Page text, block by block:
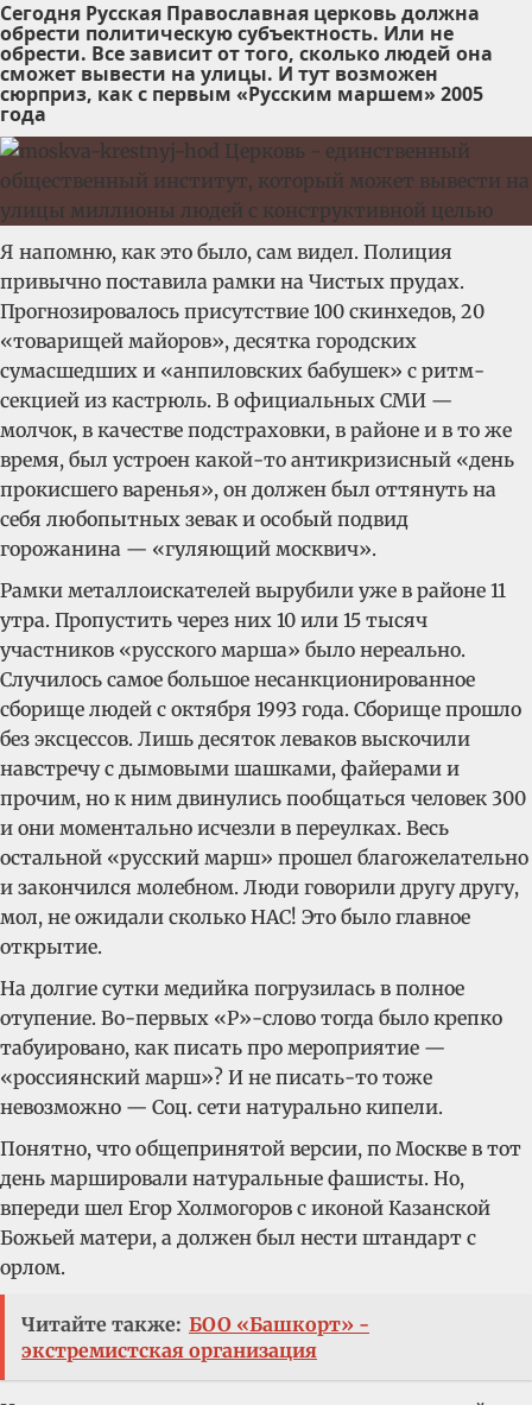
Сегодня Русская Православная церковь должна
обрести политическую субъектность. Или не
обрести. Все зависит от того, сколько людей она
сможет вывести на улицы. И тут возможен
сюрприз, как с первым «Русским маршем» 2005
года
Я напомню, как это было, сам видел. Полиция
привычно поставила рамки на Чистых прудах.
Прогнозировалось присутствие 100 скинхедов, 20
«товарищей майоров», десятка городских
сумасшедших и «анпиловских бабушек» с ритм-
секцией из кастрюль. В официальных СМИ —
молчок, в качестве подстраховки, в районе и в то же
время, был устроен какой-то антикризисный «день
прокисшего варенья», он должен был оттянуть на
себя любопытных зевак и особый подвид
горожанина — «гуляющий москвич».
Рамки металлоискателей вырубили уже в районе 11
утра. Пропустить через них 10 или 15 тысяч
участников «русского марша» было нереально.
Случилось самое большое несанкционированное
сборище людей с октября 1993 года. Сборище прошло
без эксцессов. Лишь десяток леваков выскочили
навстречу с дымовыми шашками, файерами и
прочим, но к ним двинулись пообщаться человек 300
и они моментально исчезли в переулках. Весь
остальной «русский марш» прошел благожелательно
и закончился молебном. Люди говорили другу другу,
мол, не ожидали сколько НАС! Это было главное
открытие.
На долгие сутки медийка погрузилась в полное
отупение. Во-первых «Р»-слово тогда было крепко
табуировано, как писать про мероприятие —
«россиянский марш»? И не писать-то тоже
невозможно — Соц. сети натурально кипели.
Понятно, что общепринятой версии, по Москве в тот
день маршировали натуральные фашисты. Но,
впереди шел Егор Холмогоров с иконой Казанской
Божьей матери, а должен был нести штандарт с
орлом.
Читайте также: БОО «Башкорт» -
экстремистская организация